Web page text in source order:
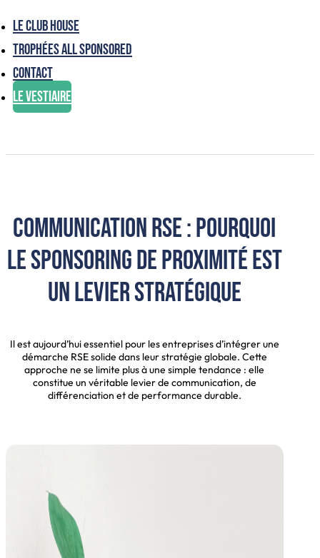
Le club house
Trophées ALL SPONSORED
Contact
Le vestiaire
Communication RSE : pourquoi
le sponsoring de proximité est
un levier stratégique
Il est aujourd’hui essentiel pour les entreprises d’intégrer une
démarche RSE solide dans leur stratégie globale. Cette
approche ne se limite plus à une simple tendance : elle
constitue un véritable levier de communication, de
différenciation et de performance durable.